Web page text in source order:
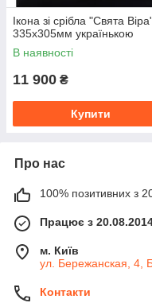
Ікона зі срібла "Свята
335х305мм українькою
В наявності
11 900 ₴
Купити
Про нас
100% позитивних з 20
Працює з
м. Київ
ул. Бережанская, 4,
Контакти